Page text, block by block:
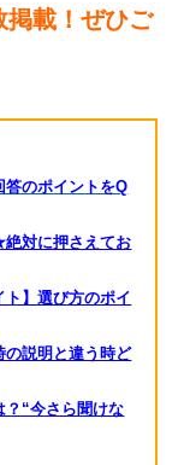
載！ぜひご
答のポイントをQ
対に押さえてお
ト】選び方のポイ
の説明と違う時ど
？“今さら聞けな